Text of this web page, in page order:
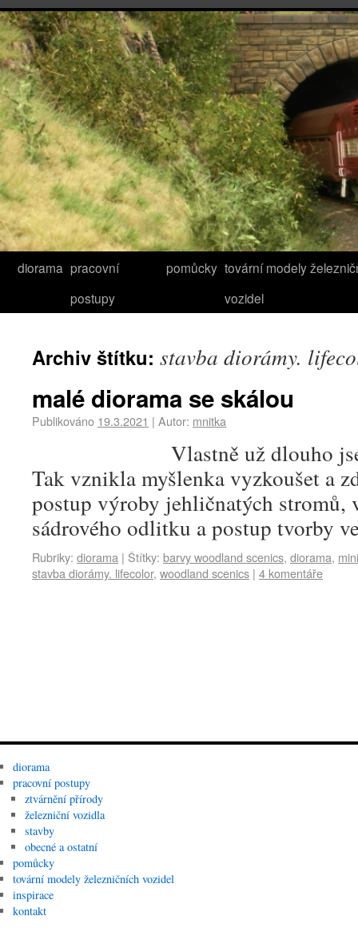
diorama pracovní
postupy
pomůcky tovární modely
vozidel
Archiv štítku: stavba diorámy.
malé diorama se skálou
Publikováno 19.3.2021 | Autor: mnitka
Vlastně už dlouho
Tak vznikla myšlenka vyzkoušet a
postup výroby jehličnatých stromů,
sádrového odlitku a postup tvorby
Rubriky: diorama | Štítky: barvy woodland scenics, diorama,
stavba diorámy. lifecolor, woodland scenics | 4 komentáře
diorama
pracovní postupy
ztvárnění přírody
železniční vozidla
stavby
obecné a ostatní
pomůcky
tovární modely železničních vozidel
inspirace
kontakt